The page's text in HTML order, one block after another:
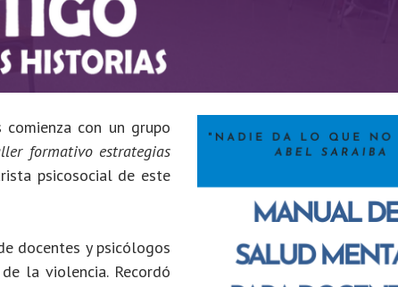
con un grupo
formativo estrategias
psicosocial de este
docentes y psicólogos
la violencia. Recordó